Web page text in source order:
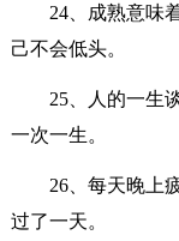
24、成熟意味
己不会低头。
25、人的一生
一次一生。
26、每天晚上
过了一天。